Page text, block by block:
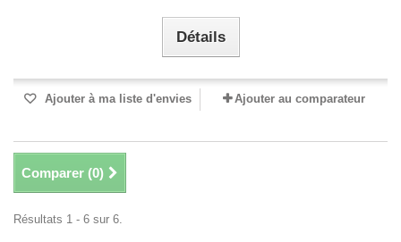
Détails
Ajouter à ma liste d'envies Ajouter au comparateur
Comparer (0)
Résultats 1 - 6 sur 6.